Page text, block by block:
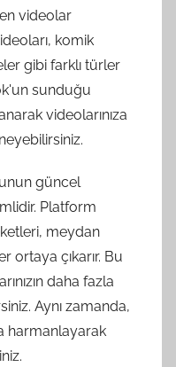
videolar
komik
gibi farklı türler
sunduğu
videolarınıza
güncel
Platform
meydan
ortaya çıkarır. Bu
daha fazla
Aynı zamanda,
harmanlayarak